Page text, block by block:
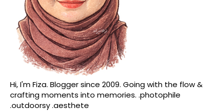
Hi, I'm Fiza. Blogger since 2009. Going with the flow &
crafting moments into memories. .photophile
.outdoorsy .aesthete